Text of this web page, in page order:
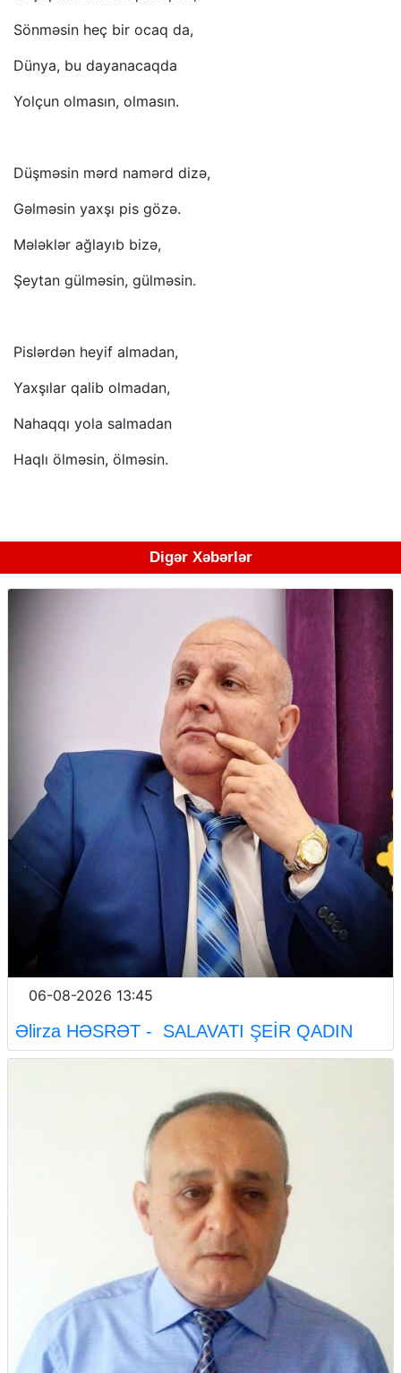
Sönməsin heç bir ocaq da,
Dünya, bu dayanacaqda
Yolçun olmasın, olmasın.
Düşməsin mərd namərd dizə,
Gəlməsin yaxşı pis gözə.
Mələklər ağlayıb bizə,
Şeytan gülməsin, gülməsin.
Pislərdən heyif almadan,
Yaxşılar qalib olmadan,
Nahaqqı yola salmadan
Haqlı ölməsin, ölməsin.
Digər Xəbərlər
06-08-2026 13:45
Əlirza HƏSRƏT - SALAVATI ŞEİR QADIN